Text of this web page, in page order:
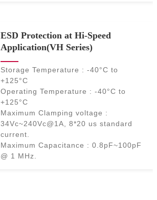
ESD Protection at Hi-Speed
Application(VH Series)
Storage Temperature : -40°C to
+125°C
Operating Temperature : -40°C to
+125°C
Maximum Clamping voltage :
34Vc~240Vc@1A, 8*20 us standard
current.
Maximum Capacitance : 0.8pF~100pF
@ 1 MHz.